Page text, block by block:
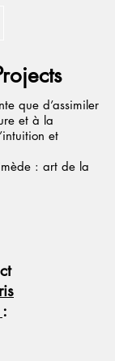
que d’assimiler
et à la
et
: art de la
: